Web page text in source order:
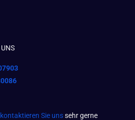
kontaktieren Sie unssehr gerne